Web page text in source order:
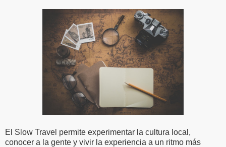
El Slow Travel permite experimentar la cultura local,
conocer a la gente y vivir la experiencia a un ritmo más